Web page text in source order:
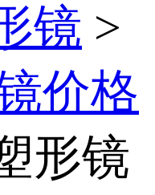
镜 >
价格
形镜